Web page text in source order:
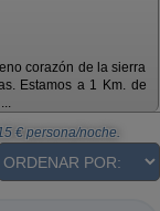
corazón de la sierra
Estamos a 1 Km. de
€ persona/noche.